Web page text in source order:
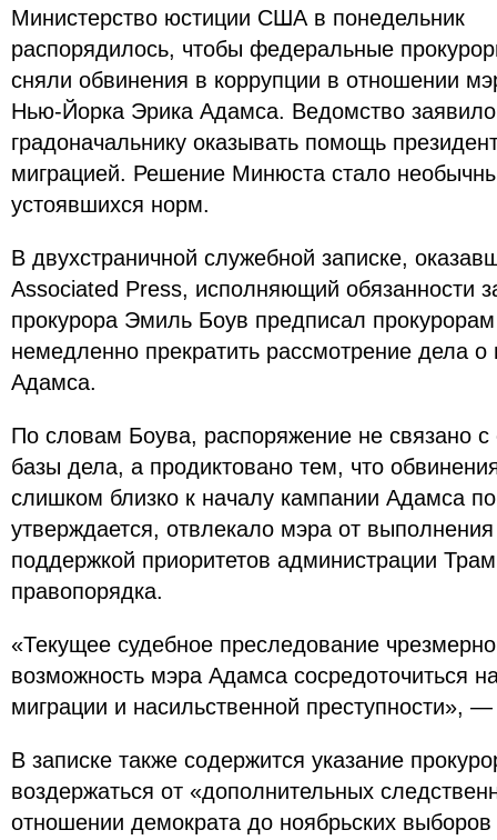
Министерство юстиции США в понедельник
распорядилось, чтобы федеральные
сняли обвинения в коррупции в отношении
Нью-Йорка Эрика Адамса. Ведомство
градоначальнику оказывать помощь
миграцией. Решение Минюста стало
устоявшихся норм.
В двухстраничной служебной записке,
Associated Press, исполняющий обязанности
прокурора Эмиль Боув предписал
немедленно прекратить рассмотрение дела о
Адамса.
По словам Боува, распоряжение не связано с
базы дела, а продиктовано тем, что
слишком близко к началу кампании Адамса
утверждается, отвлекало мэра от
поддержкой приоритетов администрации
правопорядка.
«Текущее судебное преследование чрезмерно
возможность мэра Адамса сосредоточиться
миграции и насильственной преступности»,
В записке также содержится указание
воздержаться от «дополнительных
отношении демократа до ноябрьских